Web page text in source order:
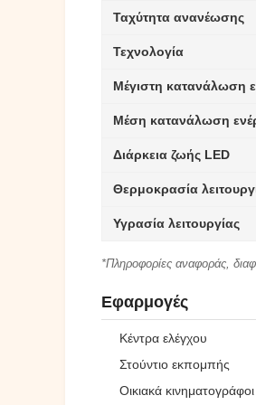
Ταχύτητα ανανέωσης
Τεχνολογία
Μέγιστη κατανάλωση
Μέση κατανάλωση
Διάρκεια ζωής LED
Θερμοκρασία
Υγρασία λειτουργίας
*Πληροφορίες αναφοράς,
Εφαρμογές
Κέντρα ελέγχου
Στούντιο εκπομπής
Οικιακά κινηματογράφοι